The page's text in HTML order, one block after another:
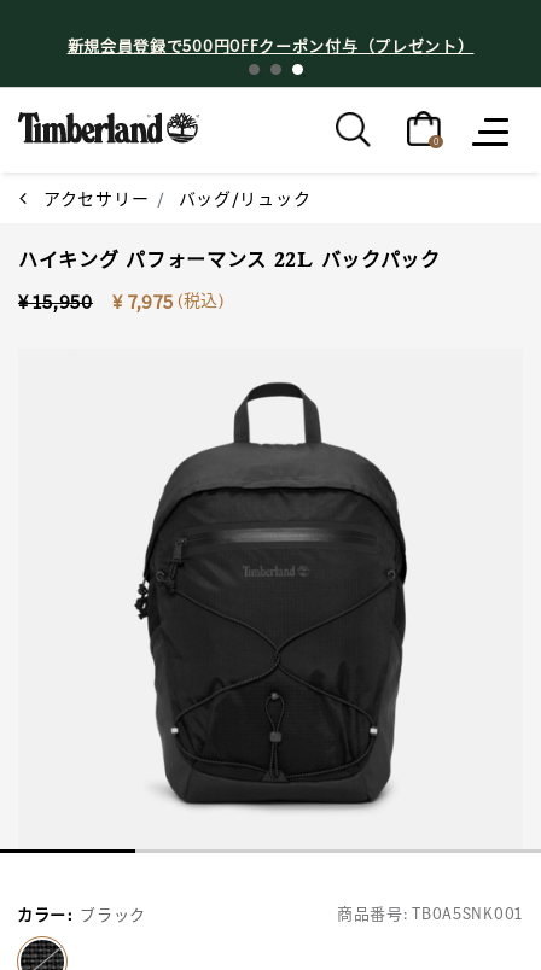
新規会員登録で500円OFFクーポン付与（プレゼント）
0
アクセサリー バッグ/リュック
ハイキング パフォーマンス 22L バックパック
Price reduced from
¥ 15,950to ¥ 7,975 (税込)
商品番号:TB0A5SNK001
カラー: ブラック